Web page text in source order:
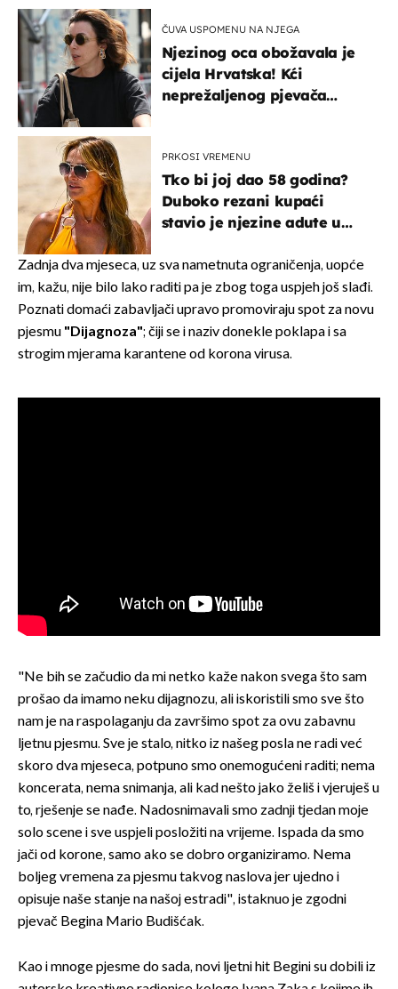
ČUVA USPOMENU NA NJEGA
Njezinog oca obožavala je
cijela Hrvatska! Kći
neprežaljenog pjevača
PRKOSI VREMENU
Tko bi joj dao 58 godina?
Duboko rezani kupaći
stavio je njezine adute u
Zadnja dva mjeseca, uz sva nametnuta ograničenja, uopće
im, kažu, nije bilo lako raditi pa je zbog toga uspjeh još slađi.
Poznati domaći zabavljači upravo promoviraju spot za novu
pjesmu "Dijagnoza"; čiji se i naziv donekle poklapa i sa
strogim mjerama karantene od korona virusa.
"Ne bih se začudio da mi netko kaže nakon svega što sam
prošao da imamo neku dijagnozu, ali iskoristili smo sve što
nam je na raspolaganju da završimo spot za ovu zabavnu
ljetnu pjesmu. Sve je stalo, nitko iz našeg posla ne radi već
skoro dva mjeseca, potpuno smo onemogućeni raditi; nema
koncerata, nema snimanja, ali kad nešto jako želiš i vjeruješ u
to, rješenje se nađe. Nadosnimavali smo zadnji tjedan moje
solo scene i sve uspjeli posložiti na vrijeme. Ispada da smo
jači od korone, samo ako se dobro organiziramo. Nema
boljeg vremena za pjesmu takvog naslova jer ujedno i
opisuje naše stanje na našoj estradi", istaknuo je zgodni
pjevač Begina Mario Budišćak.
Kao i mnoge pjesme do sada, novi ljetni hit Begini su dobili iz